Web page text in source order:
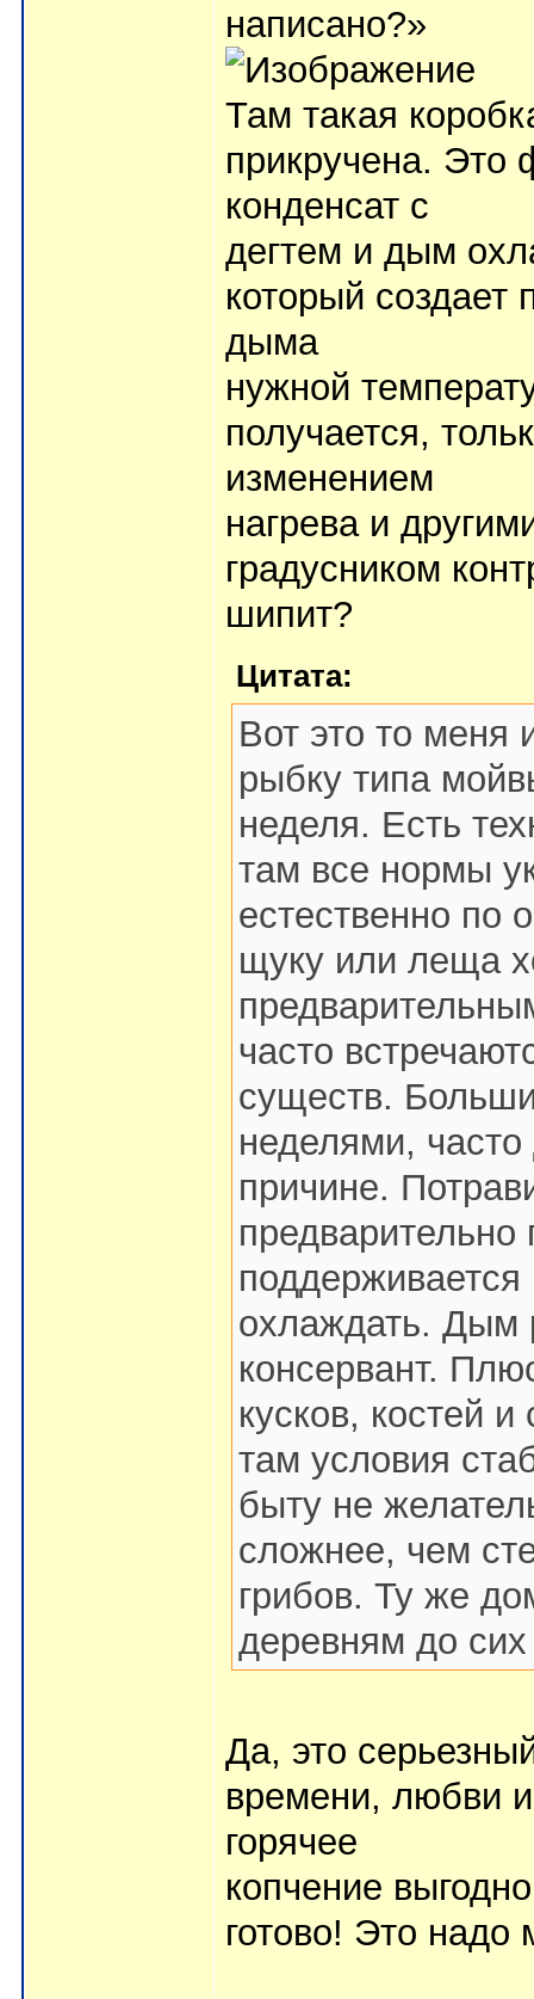
написано?»
Там такая
прикручена. Это
конденсат с
дегтем и дым
который создает
дыма
нужной
получается,
изменением
нагрева и
градусником
шипит?
Цитата:
Вот это то меня
рыбку типа
неделя. Есть
там все нормы
естественно по
щуку или леща
часто
существ.
неделями,
причине.
предварительно
охлаждать. Дым
консервант.
кусков, костей
там условия
быту не
сложнее, чем
грибов. Ту же
деревням до
Да, это
времени, любви
горячее
копчение
готово! Это